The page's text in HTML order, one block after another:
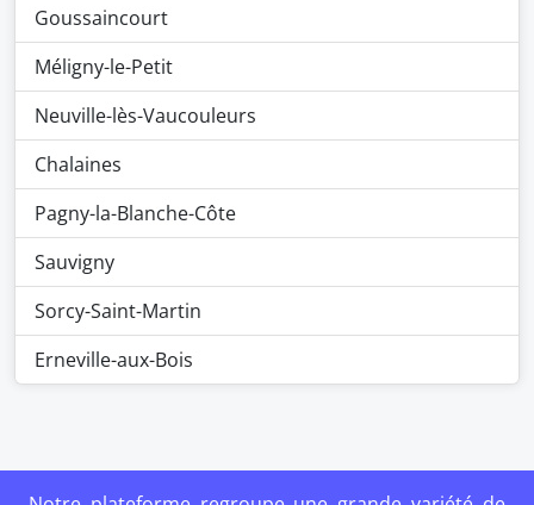
Goussaincourt
Méligny-le-Petit
Neuville-lès-Vaucouleurs
Chalaines
Pagny-la-Blanche-Côte
Sauvigny
Sorcy-Saint-Martin
Erneville-aux-Bois